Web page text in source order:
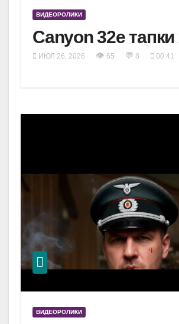
ВИДЕОРОЛИКИ
Canyon 32e тапки
ИЮЛ 26, 2026 👁 65 💬 8 00:41
ВИДЕОРОЛИКИ